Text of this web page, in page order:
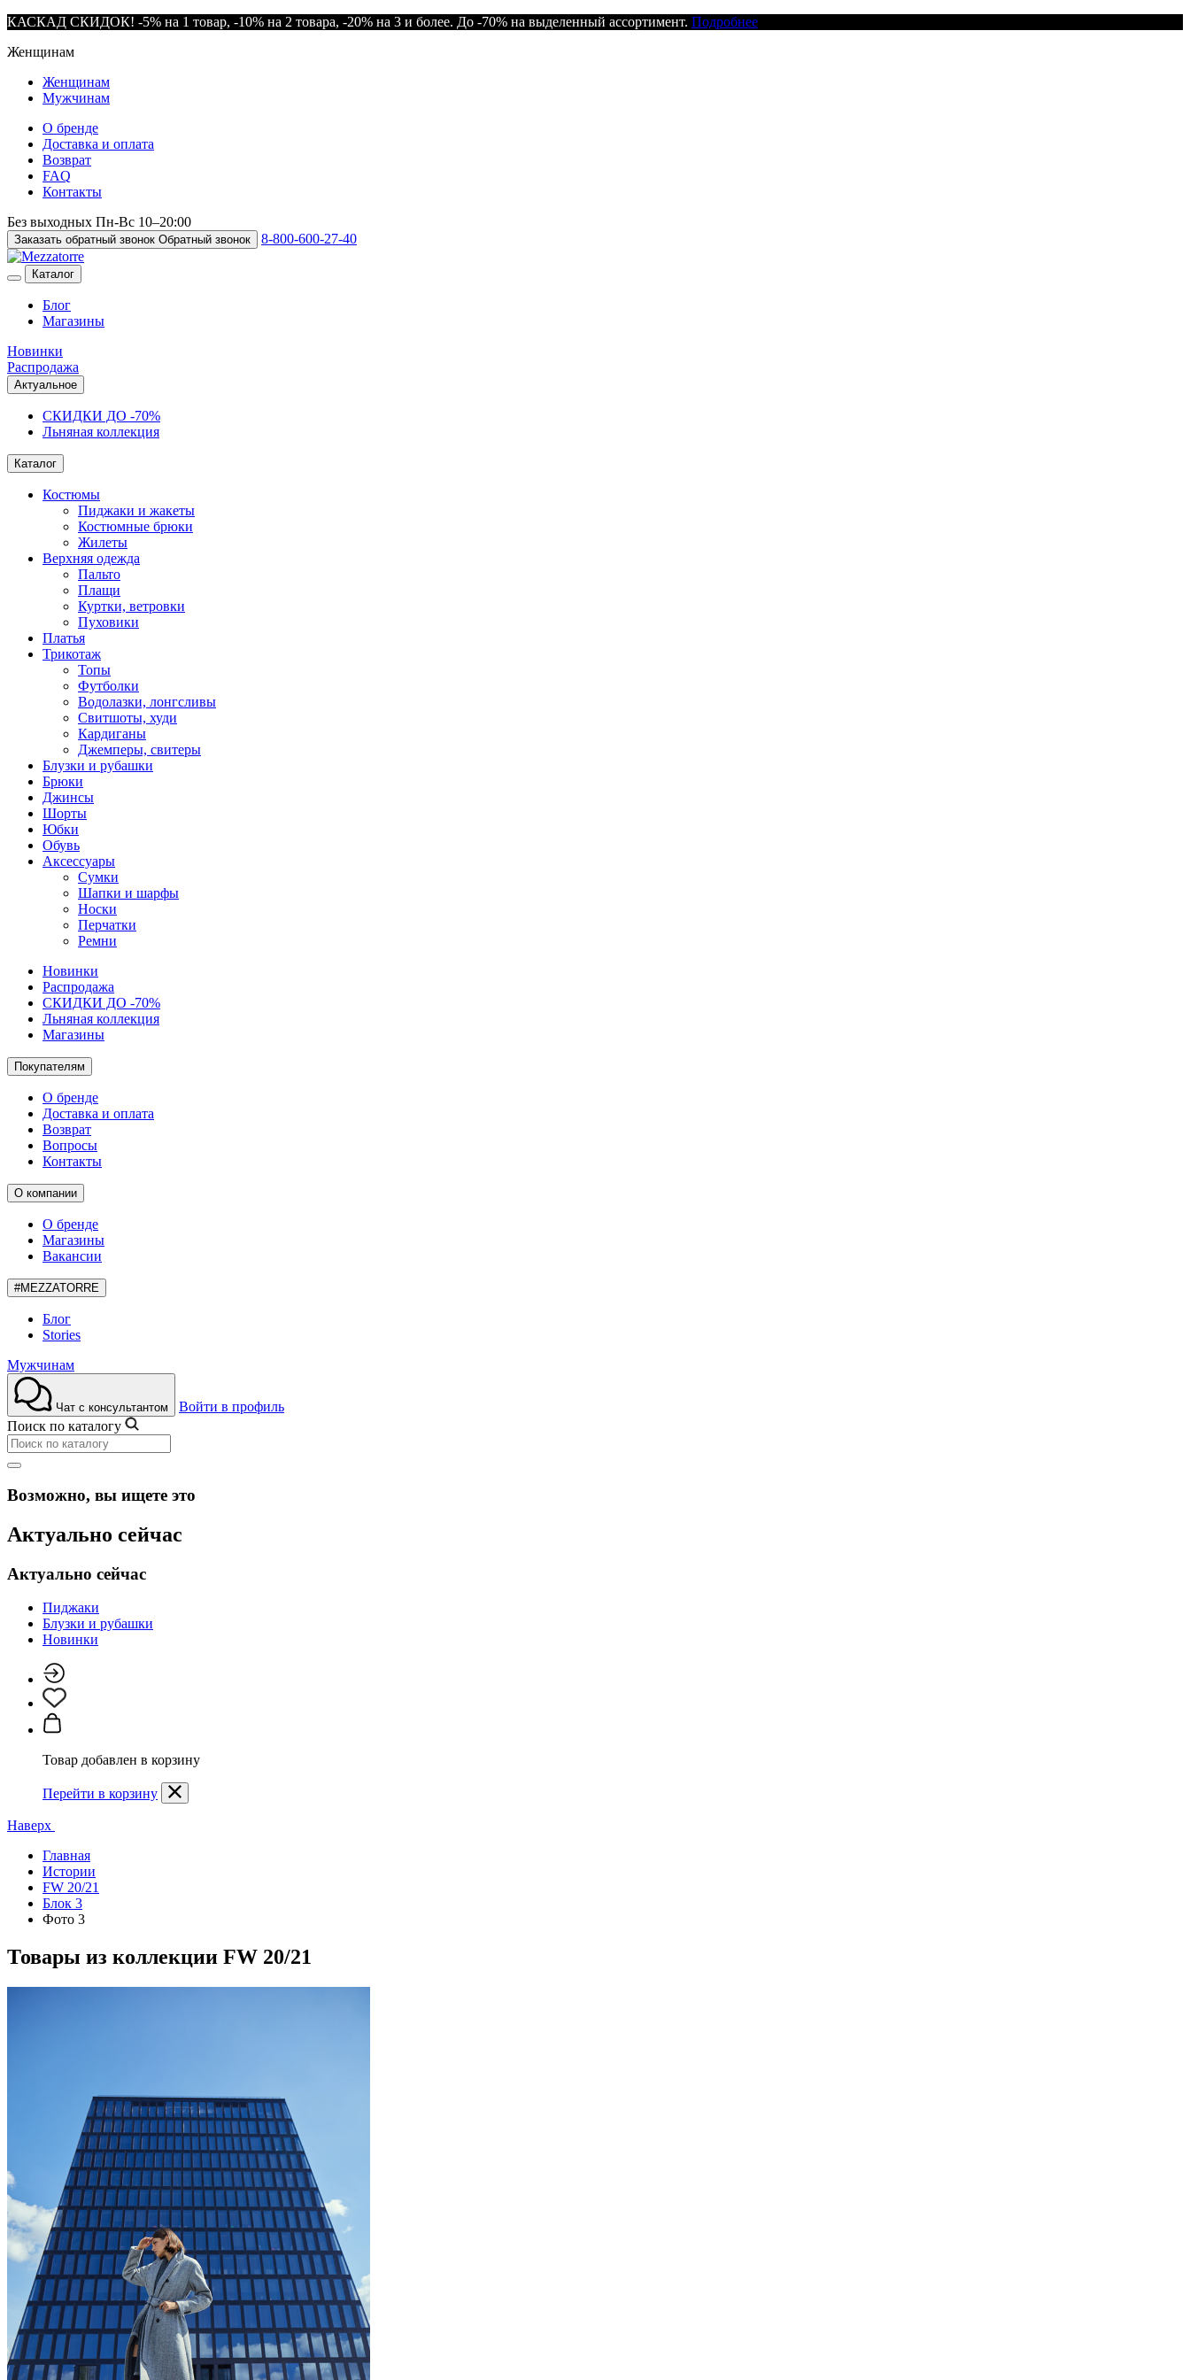
КАСКАД СКИДОК! -5% на 1 товар, -10% на 2 товара, -20% на 3 и более. До -70% на выделенный ассортимент. Подробнее
Женщинам
Женщинам
Мужчинам
О бренде
Доставка и оплата
Возврат
FAQ
Контакты
Без выходных Пн-Вс 10–20:00
Заказать обратный звонок Обратный звонок 8-800-600-27-40
Каталог
Блог
Магазины
Новинки
Распродажа
Актуальное
СКИДКИ ДО -70%
Льняная коллекция
Каталог
Костюмы
Пиджаки и жакеты
Костюмные брюки
Жилеты
Верхняя одежда
Пальто
Плащи
Куртки, ветровки
Пуховики
Платья
Трикотаж
Топы
Футболки
Водолазки, лонгсливы
Свитшоты, худи
Кардиганы
Джемперы, свитеры
Блузки и рубашки
Брюки
Джинсы
Шорты
Юбки
Обувь
Аксессуары
Сумки
Шапки и шарфы
Носки
Перчатки
Ремни
Новинки
Распродажа
СКИДКИ ДО -70%
Льняная коллекция
Магазины
Покупателям
О бренде
Доставка и оплата
Возврат
Вопросы
Контакты
О компании
О бренде
Магазины
Вакансии
#MEZZATORRE
Блог
Stories
Мужчинам
Чат с консультантом
Войти в профиль
Поиск по каталогу
Возможно, вы ищете это
Актуально сейчас
Актуально сейчас
Пиджаки
Блузки и рубашки
Новинки
Товар добавлен в корзину
Перейти в корзину
Наверх
Главная
Истории
FW 20/21
Блок 3
Фото 3
Товары из коллекции FW 20/21